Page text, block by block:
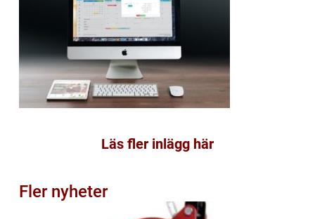
Läs fler inlägg här
Fler nyheter